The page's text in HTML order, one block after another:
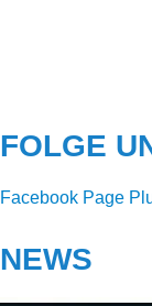
FOLGE
Facebook Page
NEWS